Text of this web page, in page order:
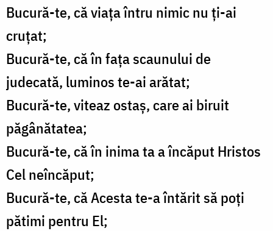
Bucură-te, că viața întru nimic nu ți-ai
cruțat;
Bucură-te, că în fața scaunului de
judecată, luminos te-ai arătat;
Bucură-te, viteaz ostaș, care ai biruit
păgânătatea;
Bucură-te, că în inima ta a încăput Hristos
Cel neîncăput;
Bucură-te, că Acesta te-a întărit să poți
pătimi pentru El;